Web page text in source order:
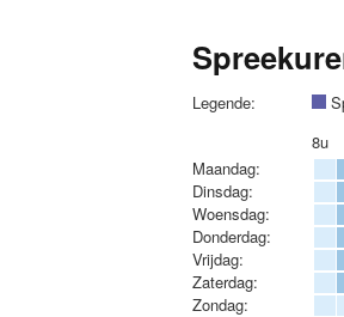
Legende:
8u
Maandag:
Dinsdag:
Woensdag:
Donderdag:
Vrijdag:
Zaterdag:
Zondag: